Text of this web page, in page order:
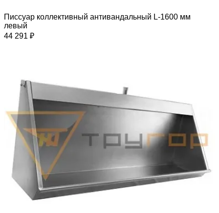
Писсуар коллективный антивандальный L-1600 мм
левый
44 291 ₽